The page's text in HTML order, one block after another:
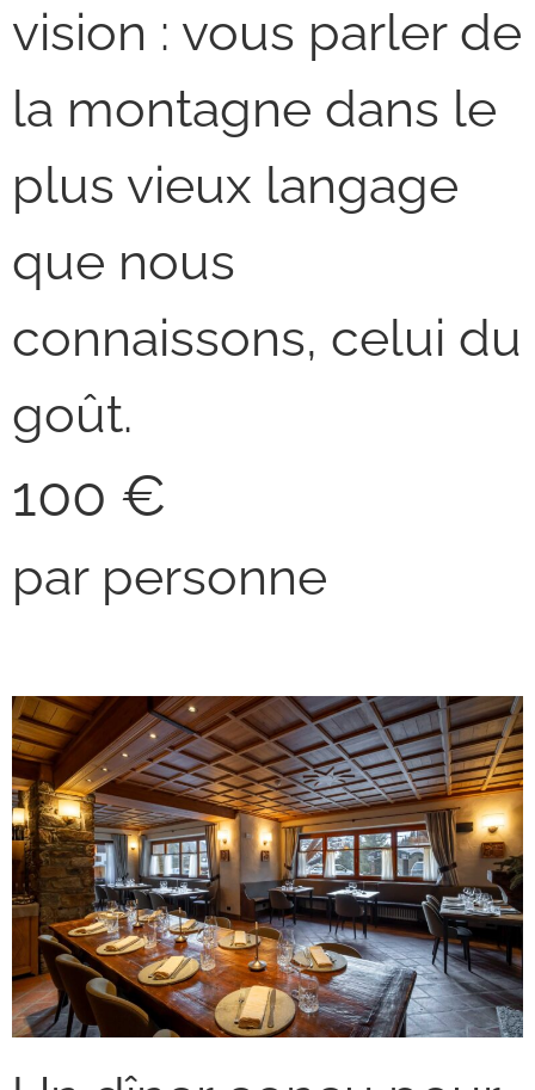
vision : vous parler de
la montagne dans le
plus vieux langage
que nous
connaissons, celui du
goût.
100 €
par personne